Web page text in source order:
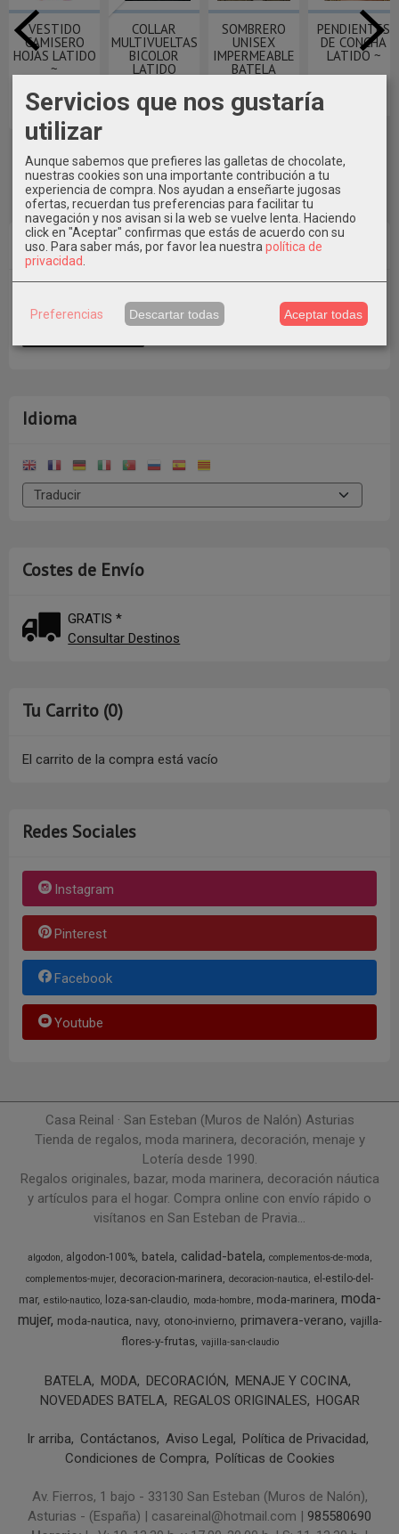
Marcas
Idioma
Costes de Envío
GRATIS *
Consultar Destinos
Tu Carrito (0)
El carrito de la compra está vacío
Redes Sociales
Instagram
Pinterest
Facebook
Youtube
VESTIDO
CAMISERO
HOJAS LATIDO
~
75,90 €
COLLAR
MULTIVUELTAS
BICOLOR
LATIDO
37,00 €
SOMBRERO
UNISEX
IMPERMEABLE
BATELA
22,50 €
PENDIENTES
DE CONCHA
LATIDO ~
Casa Reinal · San Esteban (Muros de Nalón) Asturias
Tienda de regalos, moda marinera, decoración, menaje y
Lotería desde 1990.
Regalos originales, bazar, moda marinera, decoración náutica
y artículos para el hogar. Compra online con envío rápido o
visítanos en San Esteban de Pravia...
algodon algodon-100% batela calidad-batela
complementos-de-moda
complementos-mujer decoracion-marinera decoracion-nautica
el-estilo-del-
mar estilo-nautico loza-san-claudio moda-hombre moda-marinera moda-
mujer moda-nautica navy otono-invierno primavera-verano vajilla-
flores-y-frutas vajilla-san-claudio
BATELA MODA DECORACIÓN
MENAJE Y COCINA
NOVEDADES BATELA REGALOS ORIGINALES HOGAR
Ir arriba Contáctanos Aviso Legal
Política de Privacidad
Condiciones de Compra
Políticas de Cookies
Av. Fierros, 1 bajo - 33130 San Esteban (Muros de Nalón),
Asturias - (España) | casareinal@hotmail.com | 985580690
Servicios que nos gustaría
utilizar
Aunque sabemos que prefieres las galletas de chocolate,
nuestras cookies son una importante contribución a tu
experiencia de compra. Nos ayudan a enseñarte jugosas
ofertas, recuerdan tus preferencias para facilitar tu
navegación y nos avisan si la web se vuelve lenta. Haciendo
click en "Aceptar" confirmas que estás de acuerdo con su
uso. Para saber más, por favor lea nuestra política de
privacidad
Preferencias Descartar todas Aceptar todas